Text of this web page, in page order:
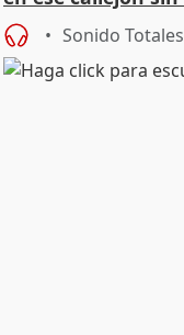
Sonido Totales